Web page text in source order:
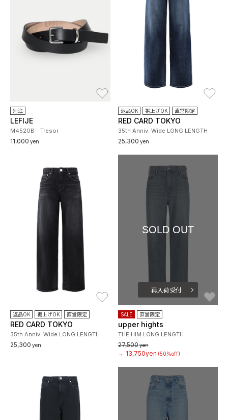
別注
LEFIJE
M4520B Tresor
11,000 yen
返品OK 裾上げOK 直営限定
RED CARD TOKYO
35th Anniv. Wide LONG LENGTH
25,300 yen
返品OK 裾上げOK 直営限定
RED CARD TOKYO
35th Anniv. Wide LONG LENGTH
25,300 yen
SOLD OUT
再入荷受付
SALE 直営限定
upper hights
THE HIM LONG LENGTH
27,500yen
→
13,750yen (50%off)